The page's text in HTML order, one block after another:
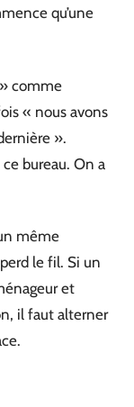
qu’une
comme
« nous avons
».
bureau. On a
même
le fil. Si un
et
il faut alterner